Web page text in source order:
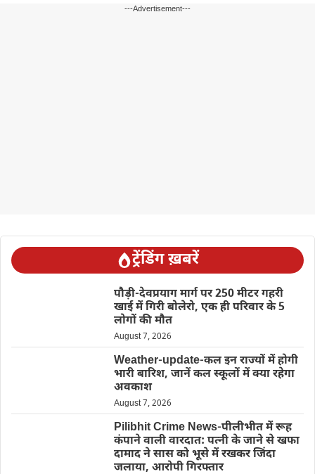
---Advertisement---
ट्रेंडिंग ख़बरें
पौड़ी-देवप्रयाग मार्ग पर 250 मीटर गहरी
खाई में गिरी बोलेरो, एक ही परिवार के 5
लोगों की मौत
August 7, 2026
Weather-update-कल इन राज्यों में होगी
भारी बारिश, जानें कल स्कूलों में क्या रहेगा
अवकाश
August 7, 2026
Pilibhit Crime News-पीलीभीत में रूह
कंपाने वाली वारदात: पत्नी के जाने से खफा
दामाद ने सास को भूसे में रखकर जिंदा
जलाया, आरोपी गिरफ्तार